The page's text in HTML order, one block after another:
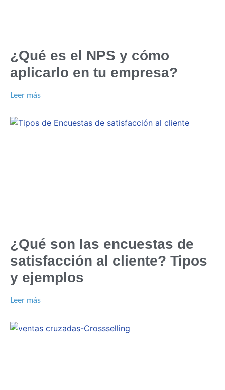
¿Qué es el NPS y cómo
aplicarlo en tu empresa?
Leer más
¿Qué son las encuestas de
satisfacción al cliente? Tipos
y ejemplos
Leer más